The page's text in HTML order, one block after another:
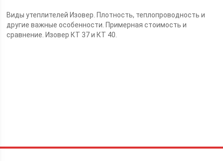
Виды утеплителей Изовер. Плотность, теплопроводность и
другие важные особенности. Примерная стоимость и
сравнение. Изовер КТ 37 и КТ 40.